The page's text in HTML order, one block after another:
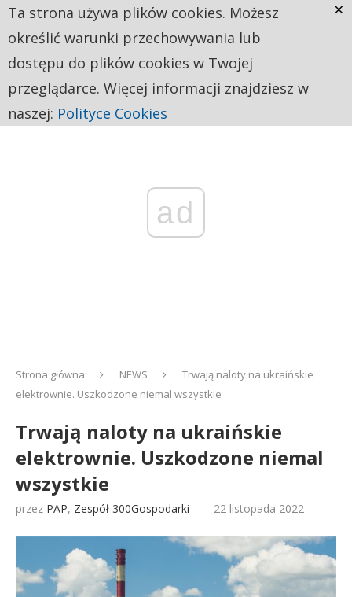
ad
Strona główna NEWS
Trwają naloty na ukraińskie
elektrownie. Uszkodzone niemal wszystkie
Trwają naloty na ukraińskie
elektrownie. Uszkodzone niemal
wszystkie
przez PAP, Zespół 300Gospodarki 22 listopada 2022
Ta strona używa plików cookies. Możesz
określić warunki przechowywania lub
dostępu do plików cookies w Twojej
przeglądarce. Więcej informacji znajdziesz w
naszej: Polityce Cookies
×